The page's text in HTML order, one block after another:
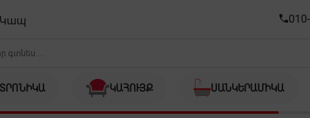
Կապ
ԿԱՀՈՒՅՔ ՍԱՆԿԵՐԱՄԻԿԱ